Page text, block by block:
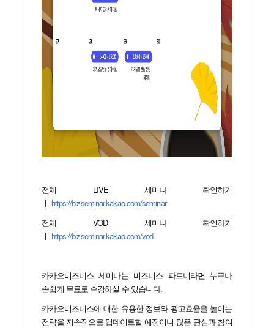
전체 LIVE 세미나 확인하기
ㅣ https://bizseminar.kakao.com/seminar
전체 VOD 세미나 확인하기
ㅣ https://bizseminar.kakao.com/vod
카카오비즈니스 세미나는 비즈니스 파트너라면 누구나
손쉽게 무료로 수강하실 수 있습니다.
카카오비즈니스에 대한 유용한 정보와 광고효율을 높이는
전략을 지속적으로 업데이트할 예정이니 많은 관심과 참여